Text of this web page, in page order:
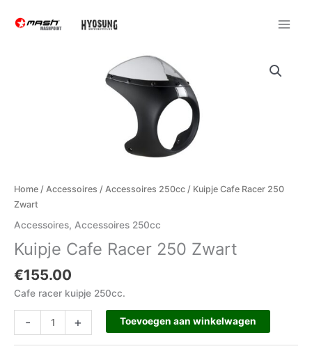
naar
Home / Accessoires / Accessoires 250cc / Kuipje Cafe Racer 250
Zwart
Accessoires, Accessoires 250cc
Kuipje Cafe Racer 250 Zwart
€155.00
Cafe racer kuipje 250cc.
- + Toevoegen aan winkelwagen